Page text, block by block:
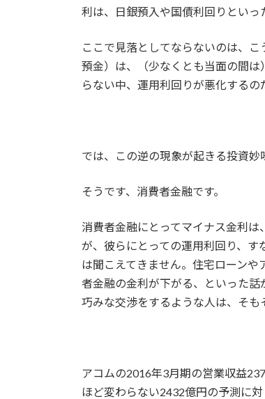
利は、日銀預入や国債利回りといっ
ここで見落としてならないのは、
預金）は、（少なくとも当面の間
らない中、運用利回りが悪化する
では、この逆の現象が起きる投資妙
そうです、消費者金融です。
消費者金融にとってマイナス金利
が、彼らにとっての運用利回り、
は聞こえてきません。住宅ローン
者金融の金利が下がる、といった
巧みな交渉をするような人は、そも
アコムの2016年3月期の営業収益
ほど変わらない2432億円の予測に